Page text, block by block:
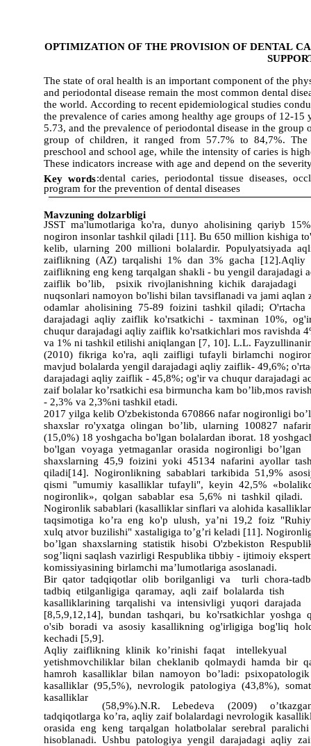
OPTIMIZATION OF THE PROVISION OF DENTAL
The state of oral health is an important component of the
and periodontal disease remain the most common dental
the world. According to recent epidemiological studies
the prevalence of caries among healthy age groups of 12-
5.73, and the prevalence of periodontal disease in the
group of children, it ranged from 57.7% to 84,7%.
preschool and school age, while the intensity of caries is
These indicators increase with age and depend on the
Key words:dental caries, periodontal tissue diseases,
program for the prevention of dental diseases
Mavzuning dolzarbligi
JSST ma'lumotlariga ko'ra, dunyo aholisining qariyb
nogiron insonlar tashkil qiladi [11]. Bu 650 million kishiga
kelib, ularning 200 millioni bolalardir. Populyatsiyada
zaiflikning (AZ) tarqalishi 1% dan 3% gacha [12].Aqliy
zaiflikning eng keng tarqalgan shakli - bu yengil darajadagi
zaiflik bo’lib, psixik rivojlanishning kichik darajadagi
nuqsonlari namoyon bo'lishi bilan tavsiflanadi va jami aqlan
odamlar aholisining 75-89 foizini tashkil qiladi; O'rtacha
darajadagi aqliy zaiflik ko'rsatkichi - taxminan 10%,
chuqur darajadagi aqliy zaiflik ko'rsatkichlari mos ravishda
va 1% ni tashkil etilishi aniqlangan [7, 10]. L.L.
(2010) fikriga ko'ra, aqli zaifligi tufayli birlamchi
mavjud bolalarda yengil darajadagi aqliy zaiflik- 49,6%;
darajadagi aqliy zaiflik - 45,8%; og'ir va chuqur darajadagi
zaif bolalar ko’rsatkichi esa birmuncha kam bo’lib,mos
- 2,3% va 2,3%ni tashkil etadi.
2017 yilga kelib O'zbekistonda 670866 nafar nogironligi
shaxslar ro'yxatga olingan bo’lib, ularning 100827
(15,0%) 18 yoshgacha bo'lgan bolalardan iborat. 18
bo'lgan voyaga yetmaganlar orasida nogironligi bo’lgan
shaxslarning 45,9 foizini yoki 45134 nafarini ayollar
qiladi[14]. Nogironlikning sabablari tarkibida 51,9%
qismi "umumiy kasalliklar tufayli", keyin 42,5%
nogironlik», qolgan sabablar esa 5,6% ni tashkil qiladi.
Nogironlik sabablari (kasalliklar sinflari va alohida
taqsimotiga ko’ra eng ko'p ulush, ya’ni 19,2 foiz
xulq atvor buzilishi" xastaligiga to’g’ri keladi [11].
bo’lgan shaxslarning statistik hisobi O'zbekiston
sog’liqni saqlash vazirligi Respublika tibbiy - ijtimoiy
komissiyasining birlamchi ma’lumotlariga asoslanadi.
Bir qator tadqiqotlar olib borilganligi va turli chora-
tadbiq etilganligiga qaramay, aqli zaif bolalarda tish
kasalliklarining tarqalishi va intensivligi yuqori darajada
[8,5,9,12,14], bundan tashqari, bu ko'rsatkichlar yoshga
o'sib boradi va asosiy kasallikning og'irligiga bog'liq
kechadi [5,9].
Aqliy zaiflikning klinik ko’rinishi faqat intellekyual
yetishmovchiliklar bilan cheklanib qolmaydi hamda bir
hamroh kasalliklar bilan namoyon bo’ladi:
kasalliklar (95,5%), nevrologik patologiya (43,8%),
kasalliklar
(58,9%).N.R. Lebedeva (2009)
tadqiqotlarga ko’ra, aqliy zaif bolalardagi nevrologik
orasida eng keng tarqalgan holatbolalar serebral paralichi
hisoblanadi. Ushbu patologiya yengil darajadagi aqliy